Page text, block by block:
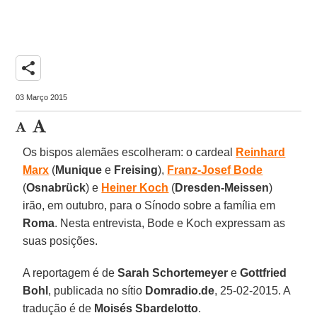
share
03 Março 2015
Os bispos alemães escolheram: o cardeal
Reinhard
Marx (Munique e Freising), Franz-Josef Bode
(Osnabrück) e Heiner Koch (Dresden-Meissen)
irão, em outubro, para o Sínodo sobre a família em
Roma. Nesta entrevista, Bode e Koch expressam as
suas posições.
A reportagem é deSarah Schortemeyer eGottfried
Bohl , publicada no sítio Domradio.de, 25-02-2015. A
tradução é de Moisés Sbardelotto.